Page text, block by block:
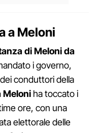
a Meloni
di Meloni da
i governo,
conduttori della
Meloni ha toccato i
ore, con una
elettorale delle